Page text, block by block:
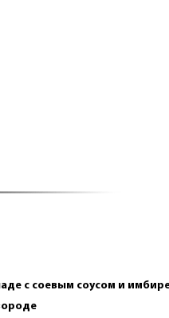
с соевым соусом и